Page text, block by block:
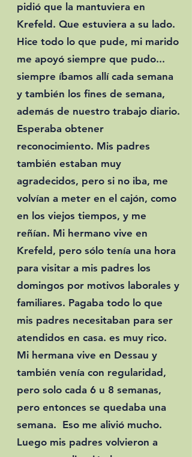
pidió que la mantuviera en
Krefeld. Que estuviera a su lado.
Hice todo lo que pude, mi marido
me apoyó siempre que pudo...
siempre íbamos allí cada semana
y también los fines de semana,
además de nuestro trabajo diario.
Esperaba obtener
reconocimiento. Mis padres
también estaban muy
agradecidos, pero si no iba, me
volvían a meter en el cajón, como
en los viejos tiempos, y me
reñían. Mi hermano vive en
Krefeld, pero sólo tenía una hora
para visitar a mis padres los
domingos por motivos laborales y
familiares. Pagaba todo lo que
mis padres necesitaban para ser
atendidos en casa. es muy rico.
Mi hermana vive en Dessau y
también venía con regularidad,
pero solo cada 6 u 8 semanas,
pero entonces se quedaba una
semana. Eso me alivió mucho.
Luego mis padres volvieron a